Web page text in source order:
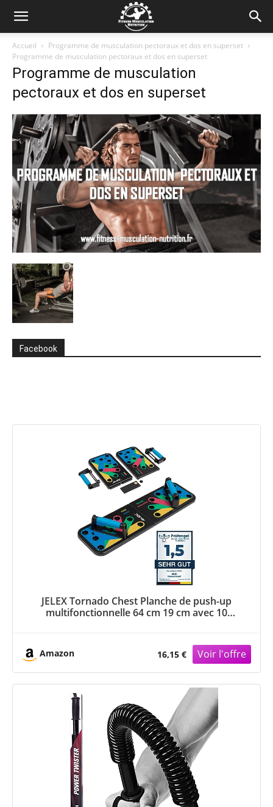
Accueil
Programme de musculation pectoraux et dos en superset
Programme de musculation pectoraux et dos en superset
Programme de musculation
pectoraux et dos en superset
Facebook
JELEX Tornado Chest Planche de push-up
multifonctionnelle 64 cm 19 cm avec 10
Amazon 16,15 €